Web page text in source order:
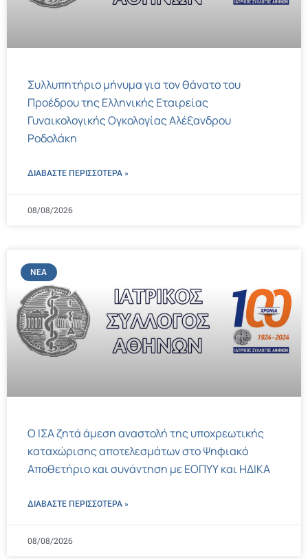
Συλλυπητήριο μήνυμα για τον θάνατο του
Προέδρου της Ελληνικής Εταιρείας
Γυναικολογικής Ογκολογίας Αλέξανδρου
Ροδολάκη
ΔΙΑΒΑΣΤΕ ΠΕΡΙΣΣΌΤΕΡΑ »
08/08/2026
ΝΈΑ
Ο ΙΣΑ ζητά άμεση αναστολή της υποχρεωτικής
καταχώρισης αποτελεσμάτων στο Ψηφιακό
Αποθετήριο και συνάντηση με ΕΟΠΥΥ και ΗΔΙΚΑ
ΔΙΑΒΑΣΤΕ ΠΕΡΙΣΣΌΤΕΡΑ »
08/08/2026